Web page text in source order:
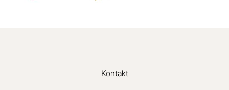
Kontakt